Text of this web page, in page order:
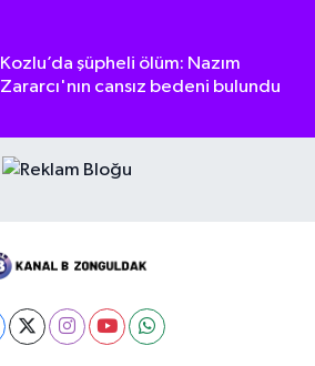
Kozlu’da şüpheli ölüm: Nazım
Zararcı'nın cansız bedeni bulundu